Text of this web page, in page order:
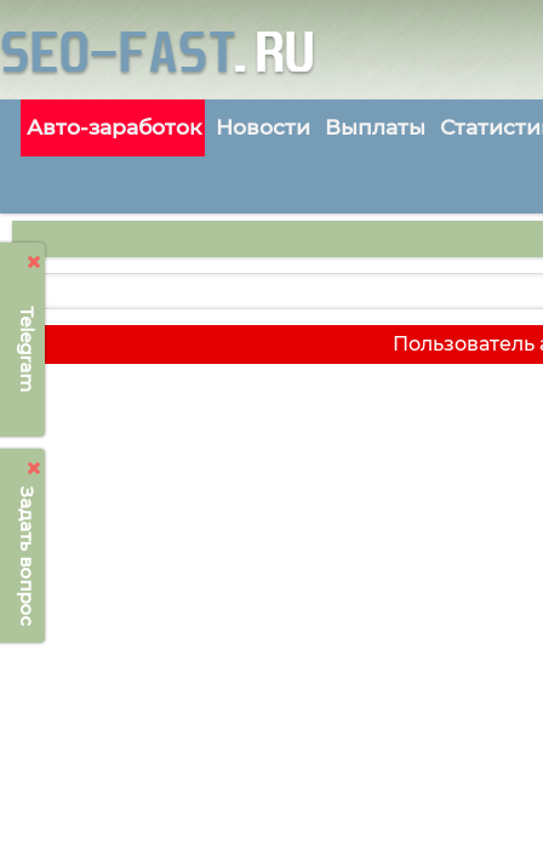
Telegram
Задать вопрос
Авто-заработок Новости Выплаты